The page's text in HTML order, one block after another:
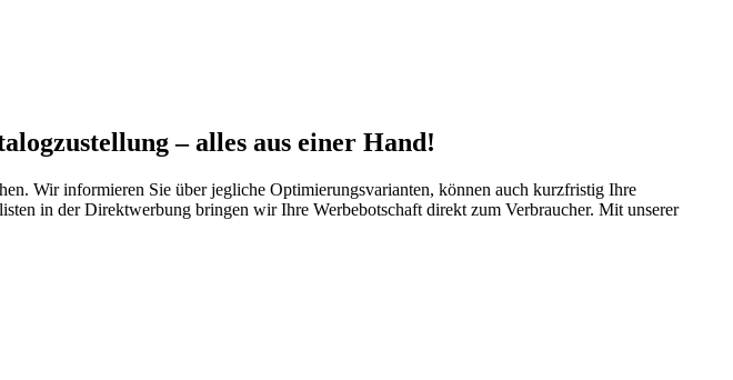
– alles aus einer Hand!
Wir informieren Sie über jegliche Optimierungsvarianten, können auch kurzfristig Ihre
in der Direktwerbung bringen wir Ihre Werbebotschaft direkt zum Verbraucher. Mit unserer